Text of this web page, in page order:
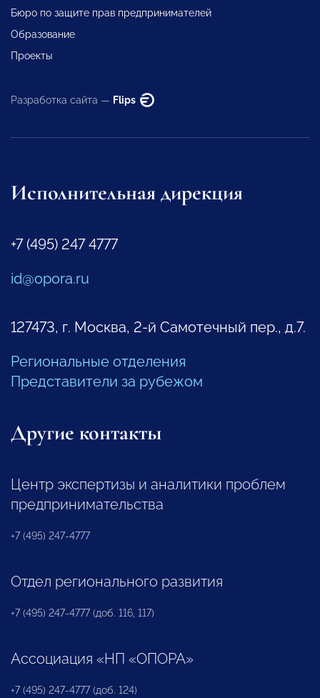
Бюро по защите прав предпринимателей
Образование
Проекты
Разработка сайта — Flips
Исполнительная дирекция
+7 (495) 247 4777
id@opora.ru
127473, г. Москва, 2-й Самотечный пер., д.7.
Региональные отделения
Представители за рубежом
Другие контакты
Центр экспертизы и аналитики проблем
предпринимательства
+7 (495) 247-4777
Отдел регионального развития
+7 (495) 247-4777 (доб. 116, 117)
Ассоциация «НП «ОПОРА»
+7 (495) 247-4777 (доб. 124)